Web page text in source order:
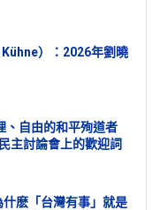
）：2026年劉曉
、自由的和平殉道者
主討論會上的歡迎詞
麽「台灣有事」就是